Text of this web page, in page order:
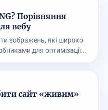
Порівняння
вебу
зображень, які широко
для оптимізації...
сайт «живим»